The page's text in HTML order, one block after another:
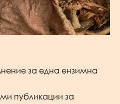
за една ензимна
ми публикации за